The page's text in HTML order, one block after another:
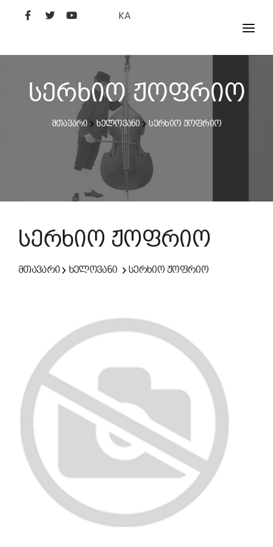
KA
ᲤᲘᲚᲛᲔᲑᲘ
ᲮᲔᲚᲝᲕᲐᲜᲘ
ᲙᲘᲜᲝᲡᲢᲣᲓᲘᲐ
ᲙᲘᲜᲝᲐᲙᲐᲓᲔᲛᲘᲐ
სერხიო ჟოფრიო
მთავარი ხელოვანი სერხიო ჟოფრიო
სერხიო ჟოფრიო
მთავარი ხელოვანი სერხიო ჟოფრიო